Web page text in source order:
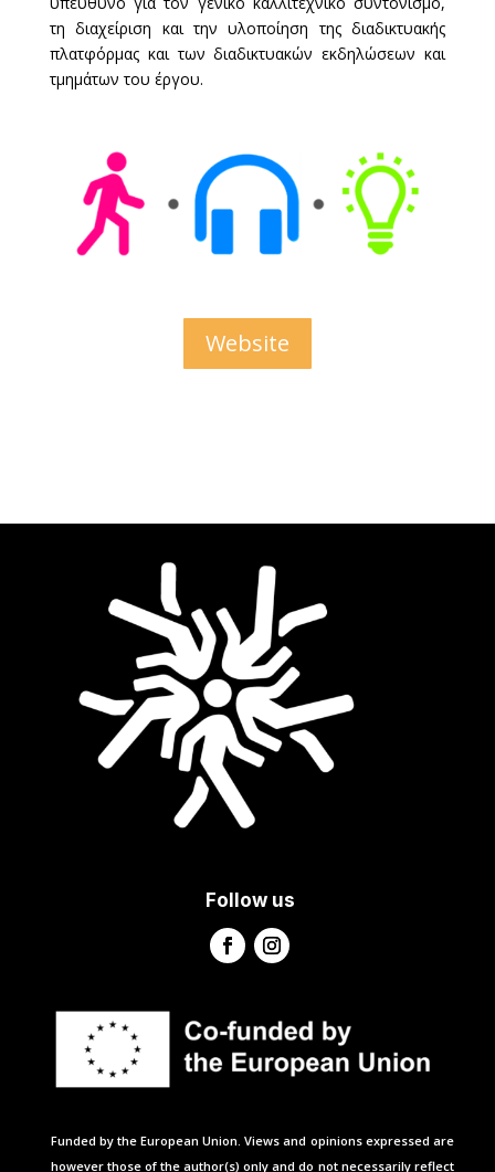
τη διαχείριση και την υλοποίηση της διαδικτυακής
πλατφόρμας και των διαδικτυακών εκδηλώσεων και
τμημάτων του έργου.
Website
Follow us
Funded by the European Union. Views and opinions expressed are
however those of the author(s) only and do not necessarily reflect